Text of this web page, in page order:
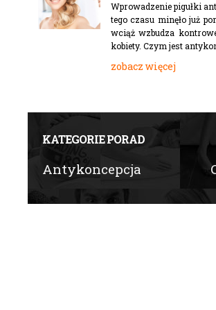
Wprowadzenie pigułki
tego czasu minęło już
wciąż wzbudza
kobiety. Czym jest
zobacz więcej
KATEGORIE PORAD
Antykoncepcja